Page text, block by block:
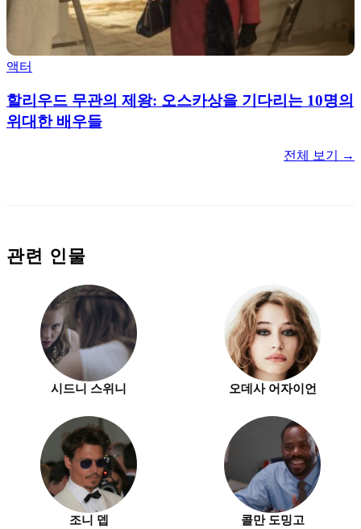
액터
할리우드 무관의 제왕: 오스카상을 기다리는 10명의
위대한 배우들
전체 보기 →
관련 인물
시드니 스위니 오데사 어자이언
조니 뎁 콜만 도밍고